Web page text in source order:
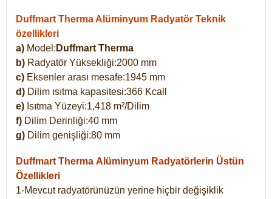
Duffmart Therma Alüminyum Radyatör Teknik
özellikleri
a) Model: Duffmart Therma
b) Radyatör Yüksekliği:2000 mm
c) Eksenler arası mesafe:1945 mm
d) Dilim ısıtma kapasitesi:366 Kcall
e) Isıtma Yüzeyi:1,418 m²/Dilim
f) Dilim Derinliği:40 mm
g) Dilim genişliği:80 mm
Duffmart Therma Alüminyum Radyatörlerin Üstün
Özellikleri
1-Mevcut radyatörünüzün yerine hiçbir değişiklik